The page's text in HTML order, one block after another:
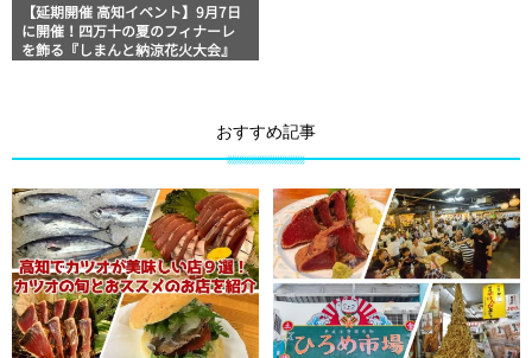
【延期開催 高知イベント】9月7日
に開催！四万十の夏のフィナーレ
を飾る『しまんと納涼花火大会』
おすすめ記事